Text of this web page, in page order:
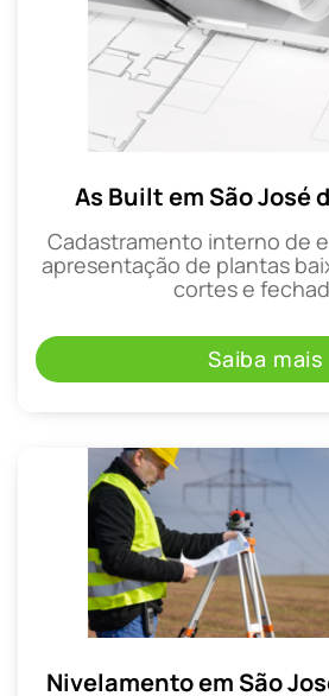
As Built em São José
Cadastramento interno de
apresentação de plantas
cortes e
Saiba mais
Nivelamento em São